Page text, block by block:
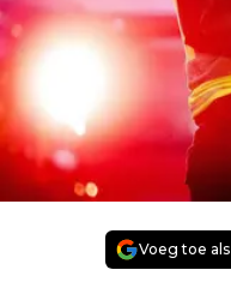
Voeg toe